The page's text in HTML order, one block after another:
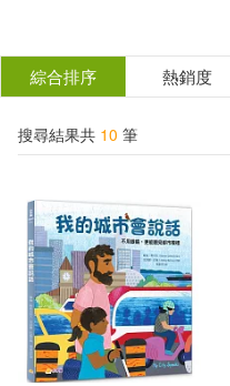
結
分類 (單選)
所有商品(10)
影音(7)
展開
作者 (可複選)
綜合排序 熱銷度
搜尋結果共 10 筆